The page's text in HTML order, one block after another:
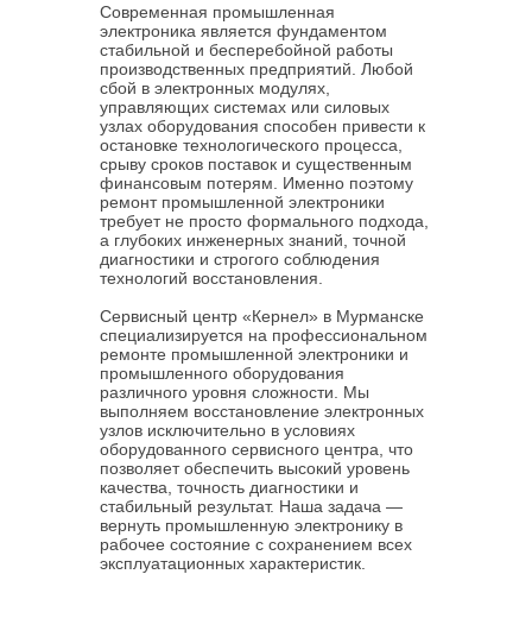
Современная промышленная
электроника является фундаментом
стабильной и бесперебойной работы
производственных предприятий. Любой
сбой в электронных модулях,
управляющих системах или силовых
узлах оборудования способен привести к
остановке технологического процесса,
срыву сроков поставок и существенным
финансовым потерям. Именно поэтому
ремонт промышленной электроники
требует не просто формального подхода,
а глубоких инженерных знаний, точной
диагностики и строгого соблюдения
технологий восстановления.
Сервисный центр «Кернел» в Мурманске
специализируется на профессиональном
ремонте промышленной электроники и
промышленного оборудования
различного уровня сложности. Мы
выполняем восстановление электронных
узлов исключительно в условиях
оборудованного сервисного центра, что
позволяет обеспечить высокий уровень
качества, точность диагностики и
стабильный результат. Наша задача —
вернуть промышленную электронику в
рабочее состояние с сохранением всех
эксплуатационных характеристик.